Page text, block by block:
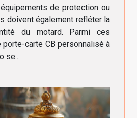
de protection ou
doivent également refléter la
du motard. Parmi ces
carte CB personnalisé à
se...